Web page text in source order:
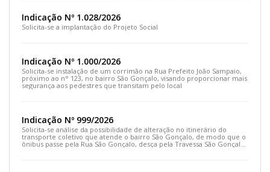
Indicação Nº 1.028/2026
Solicita-se a implantação do Projeto Social
Indicação Nº 1.000/2026
Solicita-se instalação de um corrimão na Rua Prefeito João Sampaio,
próximo ao n° 123, no bairro São Gonçalo, visando proporcionar mais
segurança aos pedestres que transitam pelo local
Indicação Nº 999/2026
Solicita-se análise da possibilidade de alteração no itinerário do
transporte coletivo que atende o bairro São Gonçalo, de modo que o
ônibus passe pela Rua São Gonçalo, desça pela Travessa São Gonçalo